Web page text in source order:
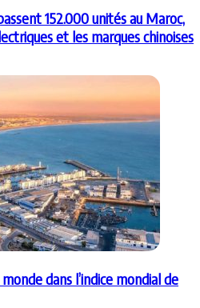
152.000 unités au Maroc,
et les marques chinoises
dans l’indice mondial de